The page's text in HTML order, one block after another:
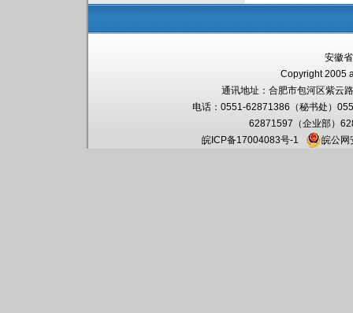
安徽
Copyright 2005
通讯地址： 合肥市包河区紫云
电话：0551-62871386（秘书处）
62871597（企业部）
皖ICP备17004083号-1
皖公网